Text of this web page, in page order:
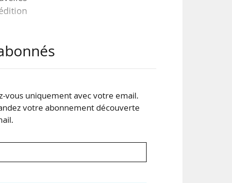
vous uniquement avec votre email.
votre abonnement découverte